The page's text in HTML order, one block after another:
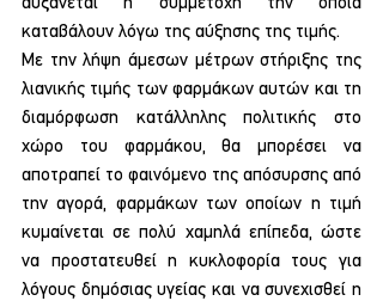
καταβάλουν λόγω της αύξησης της τιμής.
Με την λήψη άμεσων μέτρων στήριξης της
λιανικής τιμής των φαρμάκων αυτών και τη
διαμόρφωση κατάλληλης πολιτικής στο
χώρο του φαρμάκου, θα μπορέσει να
αποτραπεί το φαινόμενο της απόσυρσης από
την αγορά, φαρμάκων των οποίων η τιμή
κυμαίνεται σε πολύ χαμηλά επίπεδα, ώστε
να προστατευθεί η κυκλοφορία τους για
λόγους δημόσιας υγείας και να συνεχισθεί η